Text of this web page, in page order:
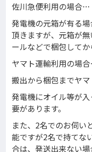
佐川急便利用の場合…
発電機の元箱が有る
頂きますが、元箱が
ールなどで梱包してか
ヤマト運輸利用の場
搬出から梱包までヤマ
発電機にオイル等が
要があります。
また、2名でのお伺い
能ですが2名で持てな
合は、発送出来ない場